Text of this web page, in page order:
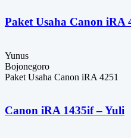
Paket Usaha Canon iRA
Yunus
Bojonegoro
Paket Usaha Canon iRA 4251
Canon iRA 1435if – Yuli